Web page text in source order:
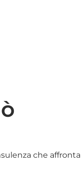
che affronta